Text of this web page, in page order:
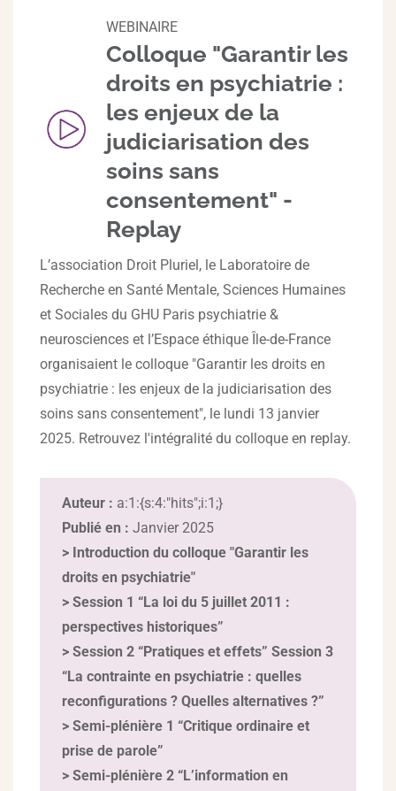
WEBINAIRE
Colloque "Garantir les
droits en psychiatrie :
les enjeux de la
judiciarisation des
soins sans
consentement" -
Replay
L’association Droit Pluriel, le Laboratoire de
Recherche en Santé Mentale, Sciences Humaines
et Sociales du GHU Paris psychiatrie &
neurosciences et l’Espace éthique Île-de-France
organisaient le colloque "Garantir les droits en
psychiatrie : les enjeux de la judiciarisation des
soins sans consentement", le lundi 13 janvier
2025. Retrouvez l'intégralité du colloque en replay.
Auteur : a:1:{s:4:"hits";i:1;}
Publié en : Janvier 2025
> Introduction du colloque "Garantir les
droits en psychiatrie"
> Session 1 “La loi du 5 juillet 2011 :
perspectives historiques”
> Session 2 “Pratiques et effets” Session 3
“La contrainte en psychiatrie : quelles
reconfigurations ? Quelles alternatives ?”
> Semi-plénière 1 “Critique ordinaire et
prise de parole”
> Semi-plénière 2 “L’information en